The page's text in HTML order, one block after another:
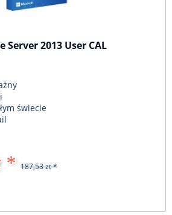
2013 User CAL
świecie
* 187,53 zt *